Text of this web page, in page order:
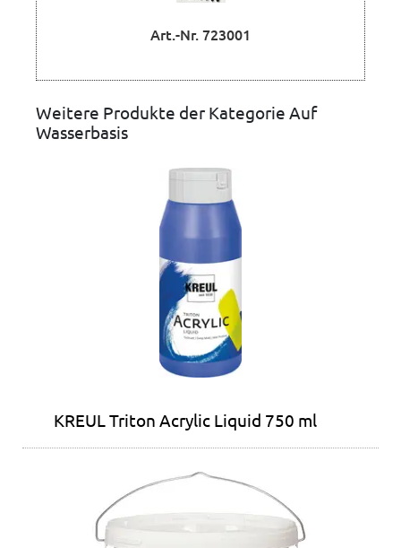
Art.-Nr. 723001
Weitere Produkte der Kategorie Auf
Wasserbasis
KREUL Triton Acrylic Liquid 750 ml